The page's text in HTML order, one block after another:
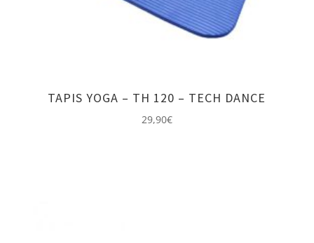
TAPIS YOGA – TH 120 – TECH DANCE
29,90€